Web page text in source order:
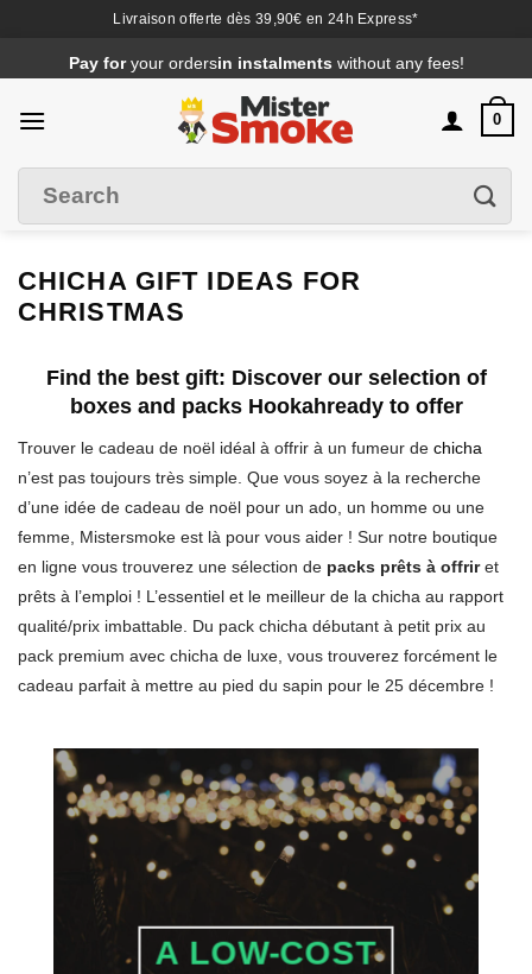
Livraison offerte dès 39,90€ en 24h Express*
au
contenu
Pay foryour ordersin instalments without any fees!
0
CHICHA GIFT IDEAS FOR
CHRISTMAS
Find the best gift: Discover our selection of
boxes and packs Hookahready to offer
Trouver le cadeau de noël idéal à offrir à un fumeur de chicha
n’est pas toujours très simple. Que vous soyez à la recherche
d’une idée de cadeau de noël pour un ado, un homme ou une
femme, Mistersmoke est là pour vous aider ! Sur notre boutique
en ligne vous trouverez une sélection de packs prêts à offriret
prêts à l’emploi ! L’essentiel et le meilleur de la chicha au rapport
qualité/prix imbattable. Du pack chicha débutant à petit prix au
pack premium avec chicha de luxe, vous trouverez forcément le
cadeau parfait à mettre au pied du sapin pour le 25 décembre !
A LOW-COST